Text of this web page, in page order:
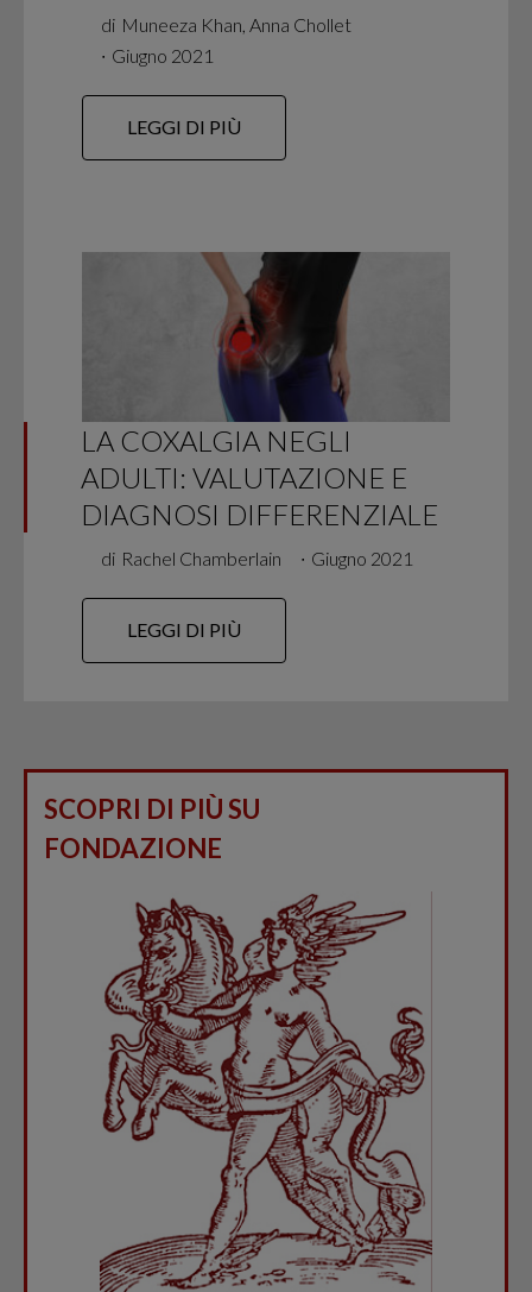
di Muneeza Khan, Anna Chollet
∙ Giugno 2021
LEGGI DI PIÙ
LA COXALGIA NEGLI
ADULTI: VALUTAZIONE E
DIAGNOSI DIFFERENZIALE
di Rachel Chamberlain ∙ Giugno 2021
LEGGI DI PIÙ
SCOPRI DI PIÙ SU
FONDAZIONE